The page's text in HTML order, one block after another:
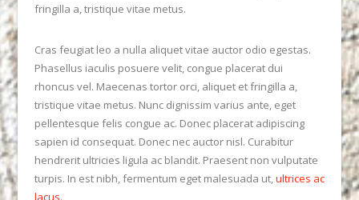
fringilla a, tristique vitae metus.
Cras feugiat leo a nulla aliquet vitae auctor odio egestas.
Phasellus iaculis posuere velit, congue placerat dui
rhoncus vel. Maecenas tortor orci, aliquet et fringilla a,
tristique vitae metus. Nunc dignissim varius ante, eget
pellentesque felis congue ac. Donec placerat adipiscing
sapien id consequat. Donec nec auctor nisl. Curabitur
hendrerit ultricies ligula ac blandit. Praesent non vulputate
turpis. In est nibh, fermentum eget malesuada ut, ultrices ac
lacus.